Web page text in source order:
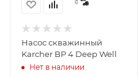
Насос скважинный
Karcher BP 4 Deep Well
Нет в наличии